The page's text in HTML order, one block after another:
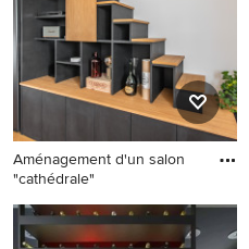
Aménagement d'un salon
"cathédrale"